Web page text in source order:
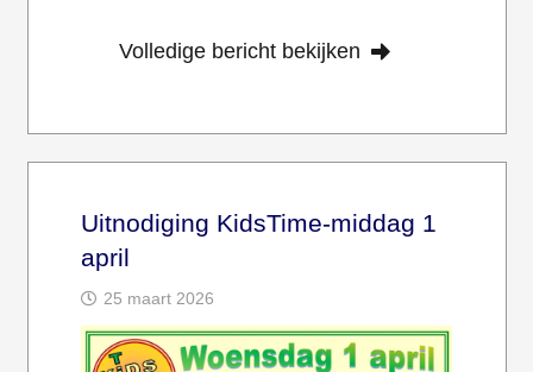
Volledige bericht bekijken
Uitnodiging KidsTime-middag 1
april
25 maart 2026